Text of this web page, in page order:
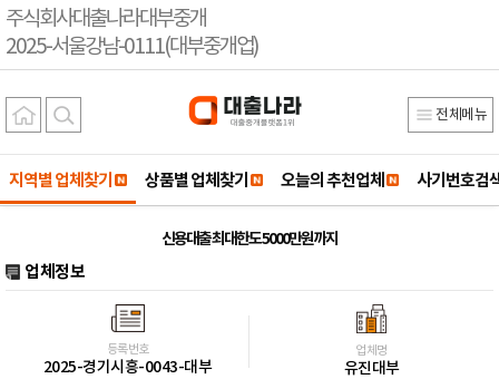
주식회사대출나라대부중개
2025-서울강남-0111(대부중개업)
전체메뉴
지역별 업체찾기 상품별 업체찾기 오늘의 추천업체 사기번호검
신용대출 최대한도 5000만원까지
업체정보
등록번호
2025-경기시흥-0043-대부
업체명
유진대부